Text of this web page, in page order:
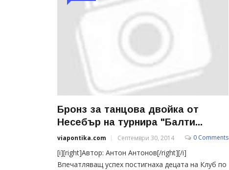
Бронз за танцова двойка от
Несебър на турнира "Балти...
viapontika.com Септември 30, 2014 0 Comments
[i][right]Автор: Антон Антонов[/right][/i]
Впечатляващ успех постигнаха децата на Клуб по